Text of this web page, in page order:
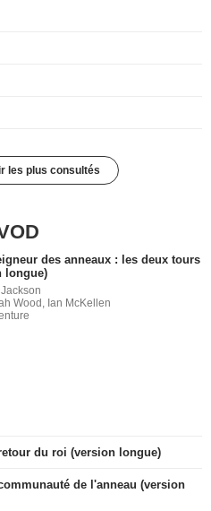
les plus consultés
des anneaux : les deux tours
longue)
Wood, Ian McKellen
du roi (version longue)
de l'anneau (version